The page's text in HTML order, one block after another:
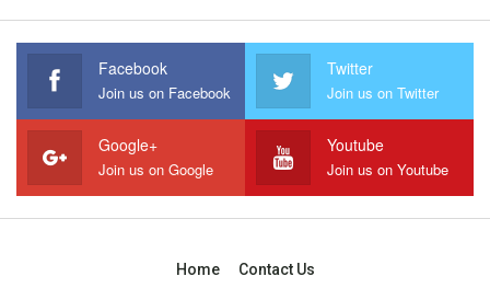
Facebook
Join us on Facebook
Twitter
Join us on Twitter
Google+
Join us on Google
Youtube
Join us on Youtube
Home Contact Us